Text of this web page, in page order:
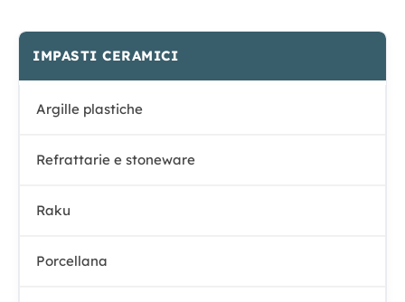
IMPASTI CERAMICI
Argille plastiche
Refrattarie e stoneware
Raku
Porcellana